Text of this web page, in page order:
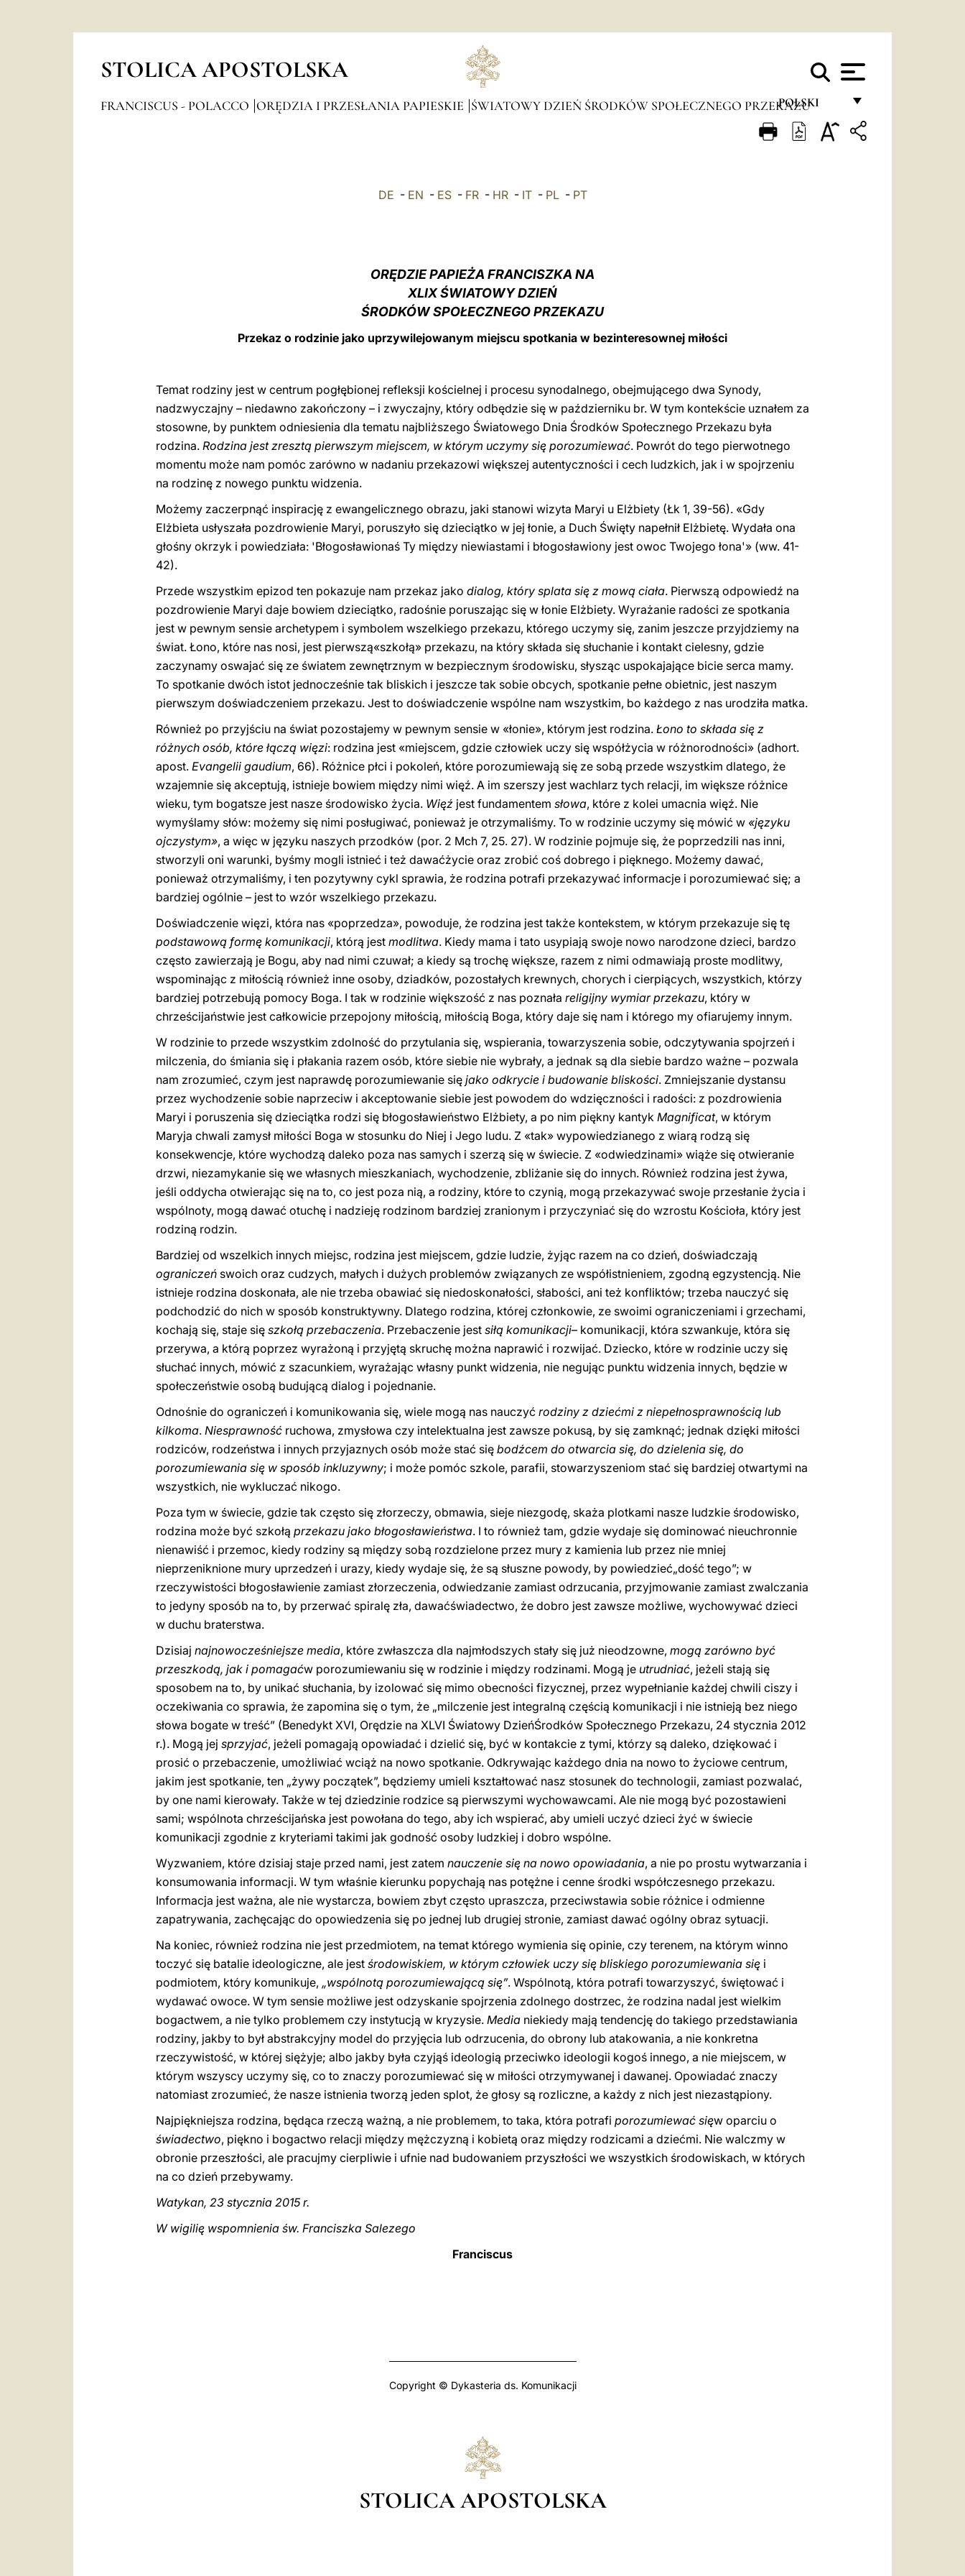
STOLICA APOSTOLSKA
POLSKI
FRANÇAIS
FRANCISCUS - POLACCO ORĘDZIA I PRZESŁANIA PAPIESKIE ŚWIATOWY DZIEŃ ŚRODKÓW SPOŁECZNEGO PRZEKAZU
DE - EN - ES- FR- HR- IT- PL- PT
ORĘDZIE PAPIEŻA FRANCISZKA NA
XLIX ŚWIATOWY DZIEŃ
ŚRODKÓW SPOŁECZNEGO PRZEKAZU
Przekaz o rodzinie jako uprzywilejowanym miejscu spotkania w bezinteresownej miłości
Temat rodziny jest w centrum pogłębionej refleksji kościelnej i procesu synodalnego, obejmującego dwa Synody,
nadzwyczajny – niedawno zakończony – i zwyczajny, który odbędzie się w październiku br. W tym kontekście uznałem za
stosowne, by punktem odniesienia dla tematu najbliższego Światowego Dnia Środków Społecznego Przekazu była
rodzina. Rodzina jest zresztą pierwszym miejscem, w którym uczymy się porozumiewać. Powrót do tego pierwotnego
momentu może nam pomóc zarówno w nadaniu przekazowi większej autentyczności i cech ludzkich, jak i w spojrzeniu
na rodzinę z nowego punktu widzenia.
Możemy zaczerpnąć inspirację z ewangelicznego obrazu, jaki stanowi wizyta Maryi u Elżbiety (Łk 1, 39-56). «Gdy
Elżbieta usłyszała pozdrowienie Maryi, poruszyło się dzieciątko w jej łonie, a Duch Święty napełnił Elżbietę. Wydała ona
głośny okrzyk i powiedziała: 'Błogosławionaś Ty między niewiastami i błogosławiony jest owoc Twojego łona'» (ww. 41-
42).
Przede wszystkim epizod ten pokazuje nam przekaz jako dialog, który splata się z mową ciała. Pierwszą odpowiedź na
pozdrowienie Maryi daje bowiem dzieciątko, radośnie poruszając się w łonie Elżbiety. Wyrażanie radości ze spotkania
jest w pewnym sensie archetypem i symbolem wszelkiego przekazu, którego uczymy się, zanim jeszcze przyjdziemy na
świat. Łono, które nas nosi, jest pierwszą«szkołą» przekazu, na który składa się słuchanie i kontakt cielesny, gdzie
zaczynamy oswajać się ze światem zewnętrznym w bezpiecznym środowisku, słysząc uspokajające bicie serca mamy.
To spotkanie dwóch istot jednocześnie tak bliskich i jeszcze tak sobie obcych, spotkanie pełne obietnic, jest naszym
pierwszym doświadczeniem przekazu. Jest to doświadczenie wspólne nam wszystkim, bo każdego z nas urodziła matka.
Również po przyjściu na świat pozostajemy w pewnym sensie w «łonie», którym jest rodzina. Łono to składa się z
różnych osób, które łączą więzi: rodzina jest «miejscem, gdzie człowiek uczy się współżycia w różnorodności» (adhort.
apost. Evangelii gaudium, 66). Różnice płci i pokoleń, które porozumiewają się ze sobą przede wszystkim dlatego, że
wzajemnie się akceptują, istnieje bowiem między nimi więź. A im szerszy jest wachlarz tych relacji, im większe różnice
wieku, tym bogatsze jest nasze środowisko życia. Więź jest fundamentem słowa, które z kolei umacnia więź. Nie
wymyślamy słów: możemy się nimi posługiwać, ponieważ je otrzymaliśmy. To w rodzinie uczymy się mówić w «języku
ojczystym», a więc w języku naszych przodków (por. 2 Mch 7, 25. 27). W rodzinie pojmuje się, że poprzedzili nas inni,
stworzyli oni warunki, byśmy mogli istnieć i też dawaćżycie oraz zrobić coś dobrego i pięknego. Możemy dawać,
ponieważ otrzymaliśmy, i ten pozytywny cykl sprawia, że rodzina potrafi przekazywać informacje i porozumiewać się; a
bardziej ogólnie – jest to wzór wszelkiego przekazu.
Doświadczenie więzi, która nas «poprzedza», powoduje, że rodzina jest także kontekstem, w którym przekazuje się tę
podstawową formę komunikacji, którą jest modlitwa. Kiedy mama i tato usypiają swoje nowo narodzone dzieci, bardzo
często zawierzają je Bogu, aby nad nimi czuwał; a kiedy są trochę większe, razem z nimi odmawiają proste modlitwy,
wspominając z miłością również inne osoby, dziadków, pozostałych krewnych, chorych i cierpiących, wszystkich, którzy
bardziej potrzebują pomocy Boga. I tak w rodzinie większość z nas poznała religijny wymiar przekazu, który w
chrześcijaństwie jest całkowicie przepojony miłością, miłością Boga, który daje się nam i którego my ofiarujemy innym.
W rodzinie to przede wszystkim zdolność do przytulania się, wspierania, towarzyszenia sobie, odczytywania spojrzeń i
milczenia, do śmiania się i płakania razem osób, które siebie nie wybrały, a jednak są dla siebie bardzo ważne – pozwala
nam zrozumieć, czym jest naprawdę porozumiewanie się jako odkrycie i budowanie bliskości. Zmniejszanie dystansu
przez wychodzenie sobie naprzeciw i akceptowanie siebie jest powodem do wdzięczności i radości: z pozdrowienia
Maryi i poruszenia się dzieciątka rodzi się błogosławieństwo Elżbiety, a po nim piękny kantyk Magnificat, w którym
Maryja chwali zamysł miłości Boga w stosunku do Niej i Jego ludu. Z «tak» wypowiedzianego z wiarą rodzą się
konsekwencje, które wychodzą daleko poza nas samych i szerzą się w świecie. Z «odwiedzinami» wiąże się otwieranie
drzwi, niezamykanie się we własnych mieszkaniach, wychodzenie, zbliżanie się do innych. Również rodzina jest żywa,
jeśli oddycha otwierając się na to, co jest poza nią, a rodziny, które to czynią, mogą przekazywać swoje przesłanie życia i
wspólnoty, mogą dawać otuchę i nadzieję rodzinom bardziej zranionym i przyczyniać się do wzrostu Kościoła, który jest
rodziną rodzin.
Bardziej od wszelkich innych miejsc, rodzina jest miejscem, gdzie ludzie, żyjąc razem na co dzień, doświadczają
ograniczeń swoich oraz cudzych, małych i dużych problemów związanych ze współistnieniem, zgodną egzystencją. Nie
istnieje rodzina doskonała, ale nie trzeba obawiać się niedoskonałości, słabości, ani też konfliktów; trzeba nauczyć się
podchodzić do nich w sposób konstruktywny. Dlatego rodzina, której członkowie, ze swoimi ograniczeniami i grzechami,
kochają się, staje się szkołą przebaczenia. Przebaczenie jest siłą komunikacji– komunikacji, która szwankuje, która się
przerywa, a którą poprzez wyrażoną i przyjętą skruchę można naprawić i rozwijać. Dziecko, które w rodzinie uczy się
słuchać innych, mówić z szacunkiem, wyrażając własny punkt widzenia, nie negując punktu widzenia innych, będzie w
społeczeństwie osobą budującą dialog i pojednanie.
Odnośnie do ograniczeń i komunikowania się, wiele mogą nas nauczyć rodziny z dziećmi z niepełnosprawnością lub
kilkoma. Niesprawność ruchowa, zmysłowa czy intelektualna jest zawsze pokusą, by się zamknąć; jednak dzięki miłości
rodziców, rodzeństwa i innych przyjaznych osób może stać się bodźcem do otwarcia się, do dzielenia się, do
porozumiewania się w sposób inkluzywny; i może pomóc szkole, parafii, stowarzyszeniom stać się bardziej otwartymi na
wszystkich, nie wykluczać nikogo.
Poza tym w świecie, gdzie tak często się złorzeczy, obmawia, sieje niezgodę, skaża plotkami nasze ludzkie środowisko,
rodzina może być szkołą przekazu jako błogosławieństwa. I to również tam, gdzie wydaje się dominować nieuchronnie
nienawiść i przemoc, kiedy rodziny są między sobą rozdzielone przez mury z kamienia lub przez nie mniej
nieprzeniknione mury uprzedzeń i urazy, kiedy wydaje się, że są słuszne powody, by powiedzieć„dość tego”; w
rzeczywistości błogosławienie zamiast złorzeczenia, odwiedzanie zamiast odrzucania, przyjmowanie zamiast zwalczania
to jedyny sposób na to, by przerwać spiralę zła, dawaćświadectwo, że dobro jest zawsze możliwe, wychowywać dzieci
w duchu braterstwa.
Dzisiaj najnowocześniejsze media, które zwłaszcza dla najmłodszych stały się już nieodzowne, mogą zarówno być
przeszkodą, jak i pomagaćw porozumiewaniu się w rodzinie i między rodzinami. Mogą je utrudniać, jeżeli stają się
sposobem na to, by unikać słuchania, by izolować się mimo obecności fizycznej, przez wypełnianie każdej chwili ciszy i
oczekiwania co sprawia, że zapomina się o tym, że „milczenie jest integralną częścią komunikacji i nie istnieją bez niego
słowa bogate w treść” (Benedykt XVI, Orędzie na XLVI Światowy DzieńŚrodków Społecznego Przekazu, 24 stycznia 2012
r.). Mogą jej sprzyjać, jeżeli pomagają opowiadać i dzielić się, być w kontakcie z tymi, którzy są daleko, dziękować i
prosić o przebaczenie, umożliwiać wciąż na nowo spotkanie. Odkrywając każdego dnia na nowo to życiowe centrum,
jakim jest spotkanie, ten „żywy początek”, będziemy umieli kształtować nasz stosunek do technologii, zamiast pozwalać,
by one nami kierowały. Także w tej dziedzinie rodzice są pierwszymi wychowawcami. Ale nie mogą być pozostawieni
sami; wspólnota chrześcijańska jest powołana do tego, aby ich wspierać, aby umieli uczyć dzieci żyć w świecie
komunikacji zgodnie z kryteriami takimi jak godność osoby ludzkiej i dobro wspólne.
Wyzwaniem, które dzisiaj staje przed nami, jest zatem nauczenie się na nowo opowiadania, a nie po prostu wytwarzania i
konsumowania informacji. W tym właśnie kierunku popychają nas potężne i cenne środki współczesnego przekazu.
Informacja jest ważna, ale nie wystarcza, bowiem zbyt często upraszcza, przeciwstawia sobie różnice i odmienne
zapatrywania, zachęcając do opowiedzenia się po jednej lub drugiej stronie, zamiast dawać ogólny obraz sytuacji.
Na koniec, również rodzina nie jest przedmiotem, na temat którego wymienia się opinie, czy terenem, na którym winno
toczyć się batalie ideologiczne, ale jest środowiskiem, w którym człowiek uczy się bliskiego porozumiewania się i
podmiotem, który komunikuje, „wspólnotą porozumiewającą się”. Wspólnotą, która potrafi towarzyszyć, świętować i
wydawać owoce. W tym sensie możliwe jest odzyskanie spojrzenia zdolnego dostrzec, że rodzina nadal jest wielkim
bogactwem, a nie tylko problemem czy instytucją w kryzysie. Media niekiedy mają tendencję do takiego przedstawiania
rodziny, jakby to był abstrakcyjny model do przyjęcia lub odrzucenia, do obrony lub atakowania, a nie konkretna
rzeczywistość, w której siężyje; albo jakby była czyjąś ideologią przeciwko ideologii kogoś innego, a nie miejscem, w
którym wszyscy uczymy się, co to znaczy porozumiewać się w miłości otrzymywanej i dawanej. Opowiadać znaczy
natomiast zrozumieć, że nasze istnienia tworzą jeden splot, że głosy są rozliczne, a każdy z nich jest niezastąpiony.
Najpiękniejsza rodzina, będąca rzeczą ważną, a nie problemem, to taka, która potrafi porozumiewać sięw oparciu o
świadectwo, piękno i bogactwo relacji między mężczyzną i kobietą oraz między rodzicami a dziećmi. Nie walczmy w
obronie przeszłości, ale pracujmy cierpliwie i ufnie nad budowaniem przyszłości we wszystkich środowiskach, w których
na co dzień przebywamy.
Watykan, 23 stycznia 2015 r.
W wigilię wspomnienia św. Franciszka Salezego
Franciscus
Copyright © Dykasteria ds. Komunikacji
STOLICA APOSTOLSKA